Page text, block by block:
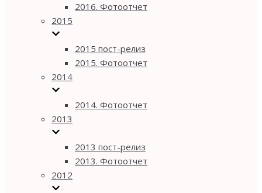
2016. Фотоотчет
2015
2015 пост-релиз
2015. Фотоотчет
2014
2014. Фотоотчет
2013
2013 пост-релиз
2013. Фотоотчет
2012